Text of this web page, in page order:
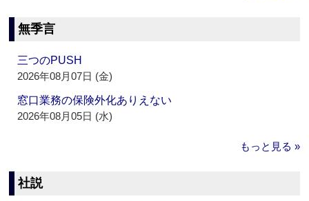
無季言
三つのPUSH
2026年08月07日 (金)
窓口業務の保険外化ありえない
2026年08月05日 (水)
もっと見る »
社説